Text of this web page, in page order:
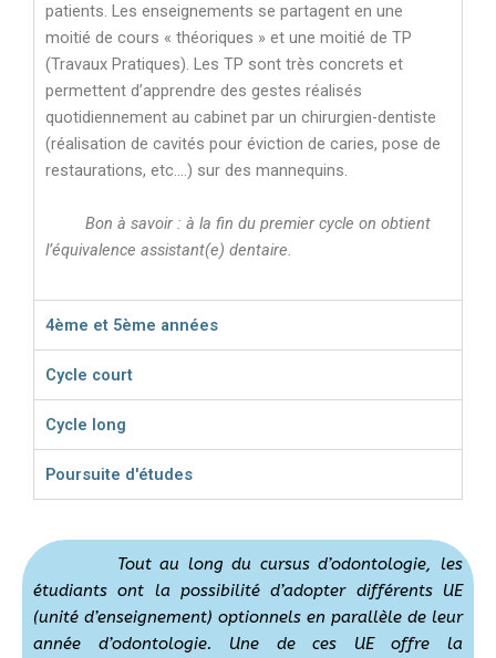
patients. Les enseignements se partagent en une
moitié de cours « théoriques » et une moitié de TP
(Travaux Pratiques). Les TP sont très concrets et
permettent d’apprendre des gestes réalisés
quotidiennement au cabinet par un chirurgien-dentiste
(réalisation de cavités pour éviction de caries, pose de
restaurations, etc.…) sur des mannequins.
Bon à savoir : à la fin du premier cycle on obtient
l’équivalence assistant(e) dentaire.
4ème et 5ème années
Cycle court
Cycle long
Poursuite d'études
Tout au long du cursus d’odontologie, les
étudiants ont la possibilité d’adopter différents UE
(unité d’enseignement) optionnels en parallèle de leur
année d’odontologie. Une de ces UE offre la